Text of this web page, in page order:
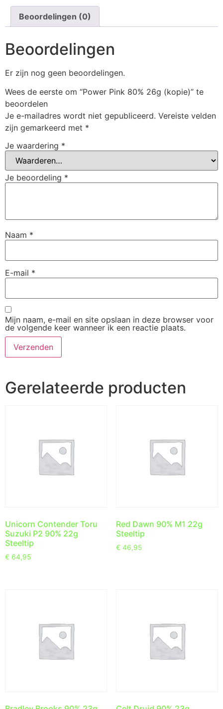
Beoordelingen (0)
Beoordelingen
Er zijn nog geen beoordelingen.
Wees de eerste om “Power Pink 80% 26g (kopie)” te
beoordelen
Je e-mailadres wordt niet gepubliceerd. Vereiste velden
zijn gemarkeerd met *
Je waardering *
Je beoordeling *
Naam *
E-mail *
Mijn naam, e-mail en site opslaan in deze browser voor
de volgende keer wanneer ik een reactie plaats.
Gerelateerde producten
Unicorn Contender Toru
Suzuki P2 90% 22g
Steeltip
€ 64,95
Red Dawn 90% M1 22g
Steeltip
€ 46,95